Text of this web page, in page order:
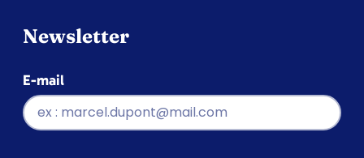
Newsletter
E-mail